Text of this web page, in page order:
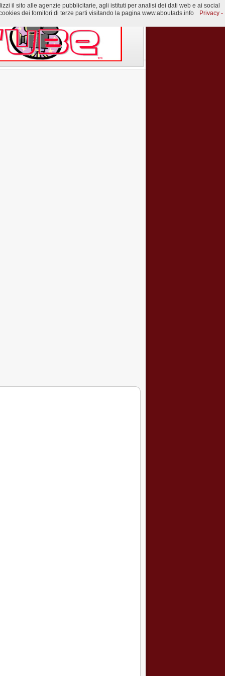
il sito alle agenzie pubblicitarie, agli istituti per analisi dei dati web e ai social
dei fornitori di terze parti visitando la pagina www.aboutads.info
Privacy -